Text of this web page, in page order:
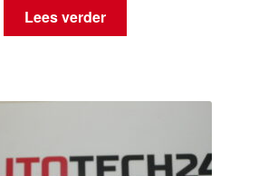
Lees verder